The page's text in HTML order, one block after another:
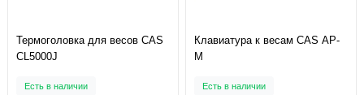
Термоголовка для весов CAS
CL5000J
Есть в наличии
Клавиатура к весам CAS AP-
M
Есть в наличии